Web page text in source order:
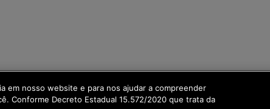
Transformação Digital
em nosso website e para nos ajudar a compreender
Conforme Decreto Estadual 15.572/2020 que trata da